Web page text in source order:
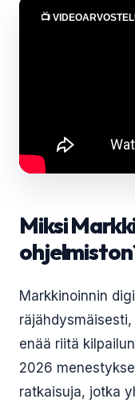
📺
Miksi
Markkinoinnin
enää riitä
2026
ratkaisuja, jotka